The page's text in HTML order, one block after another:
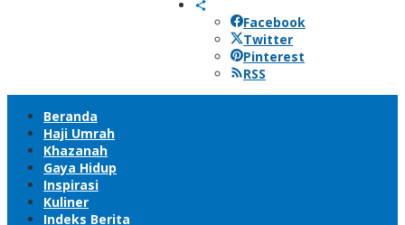
Facebook
Twitter
Pinterest
RSS
Beranda
Haji Umrah
Khazanah
Gaya Hidup
Inspirasi
Kuliner
Indeks Berita